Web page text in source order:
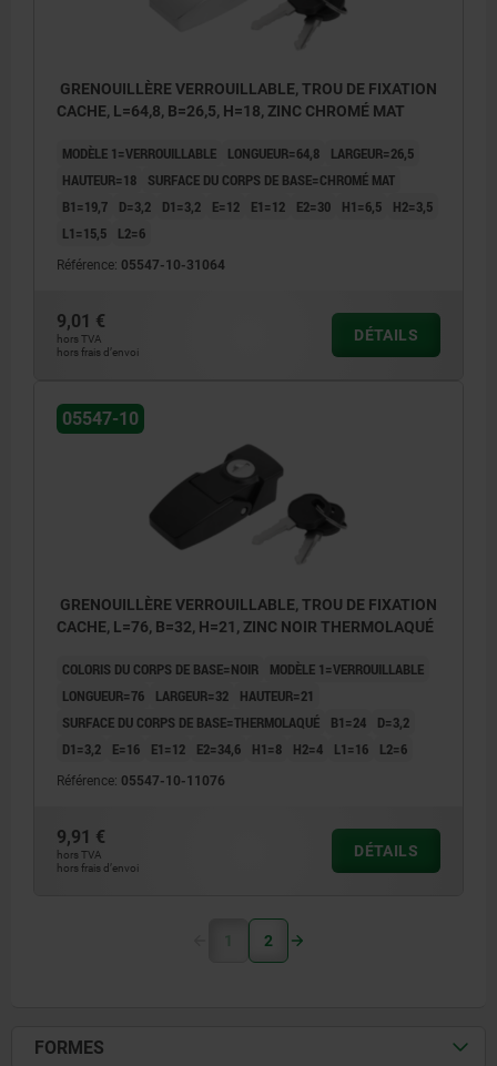
GRENOUILLÈRE VERROUILLABLE, TROU DE FIXATION
CACHE, L=64,8, B=26,5, H=18, ZINC CHROMÉ MAT
MODÈLE 1=VERROUILLABLE LONGUEUR=64,8
LARGEUR=26,5
HAUTEUR=18
SURFACE DU CORPS DE BASE=CHROMÉ MAT
B1=19,7
D=3,2 D1=3,2 E=12 E1=12 E2=30 H1=6,5
H2=3,5
L1=15,5
L2=6
Référence: 05547-10-31064
9,01 €
hors TVA
hors frais d’envoi
DÉTAILS
05547-10
GRENOUILLÈRE VERROUILLABLE, TROU DE FIXATION
CACHE, L=76, B=32, H=21, ZINC NOIR THERMOLAQUÉ
COLORIS DU CORPS DE BASE=NOIR
MODÈLE 1=VERROUILLABLE
LONGUEUR=76
LARGEUR=32
HAUTEUR=21
SURFACE DU CORPS DE BASE=THERMOLAQUÉ
B1=24
D=3,2
D1=3,2
E=16 E1=12 E2=34,6 H1=8 H2=4 L1=16 L2=6
Référence: 05547-10-11076
9,91 €
hors TVA
hors frais d’envoi
DÉTAILS
1 2
FORMES